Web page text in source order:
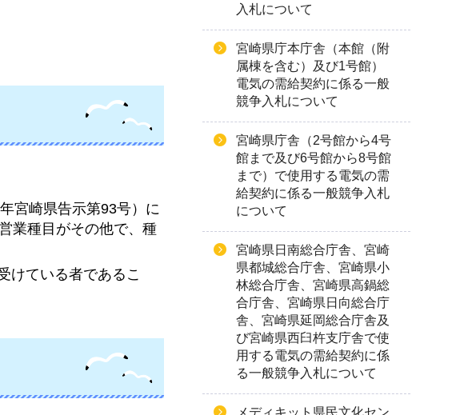
宮崎県告示第93号）に
業種目がその他で、種
けている者であるこ
入札について
宮崎県庁本庁舎（本館（附
属棟を含む）及び1号館）
電気の需給契約に係る一般
競争入札について
宮崎県庁舎（2号館から4号
館まで及び6号館から8号館
まで）で使用する電気の需
給契約に係る一般競争入札
について
宮崎県日南総合庁舎、宮崎
県都城総合庁舎、宮崎県小
林総合庁舎、宮崎県高鍋総
合庁舎、宮崎県日向総合庁
舎、宮崎県延岡総合庁舎及
び宮崎県西臼杵支庁舎で使
用する電気の需給契約に係
る一般競争入札について
メディキット県民文化セン